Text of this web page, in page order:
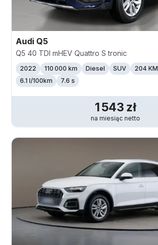
Audi Q5
Q5 40 TDI mHEV Quattro S tronic
2022 110 000 km Diesel SUV 204 KM
6.1 l/100km
7.6 s
1 543 zł
na miesiąc netto